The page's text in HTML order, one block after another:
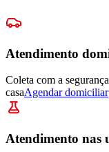
Atendimento
Coleta com a
casaAgendar domiciliar
Atendimento nas